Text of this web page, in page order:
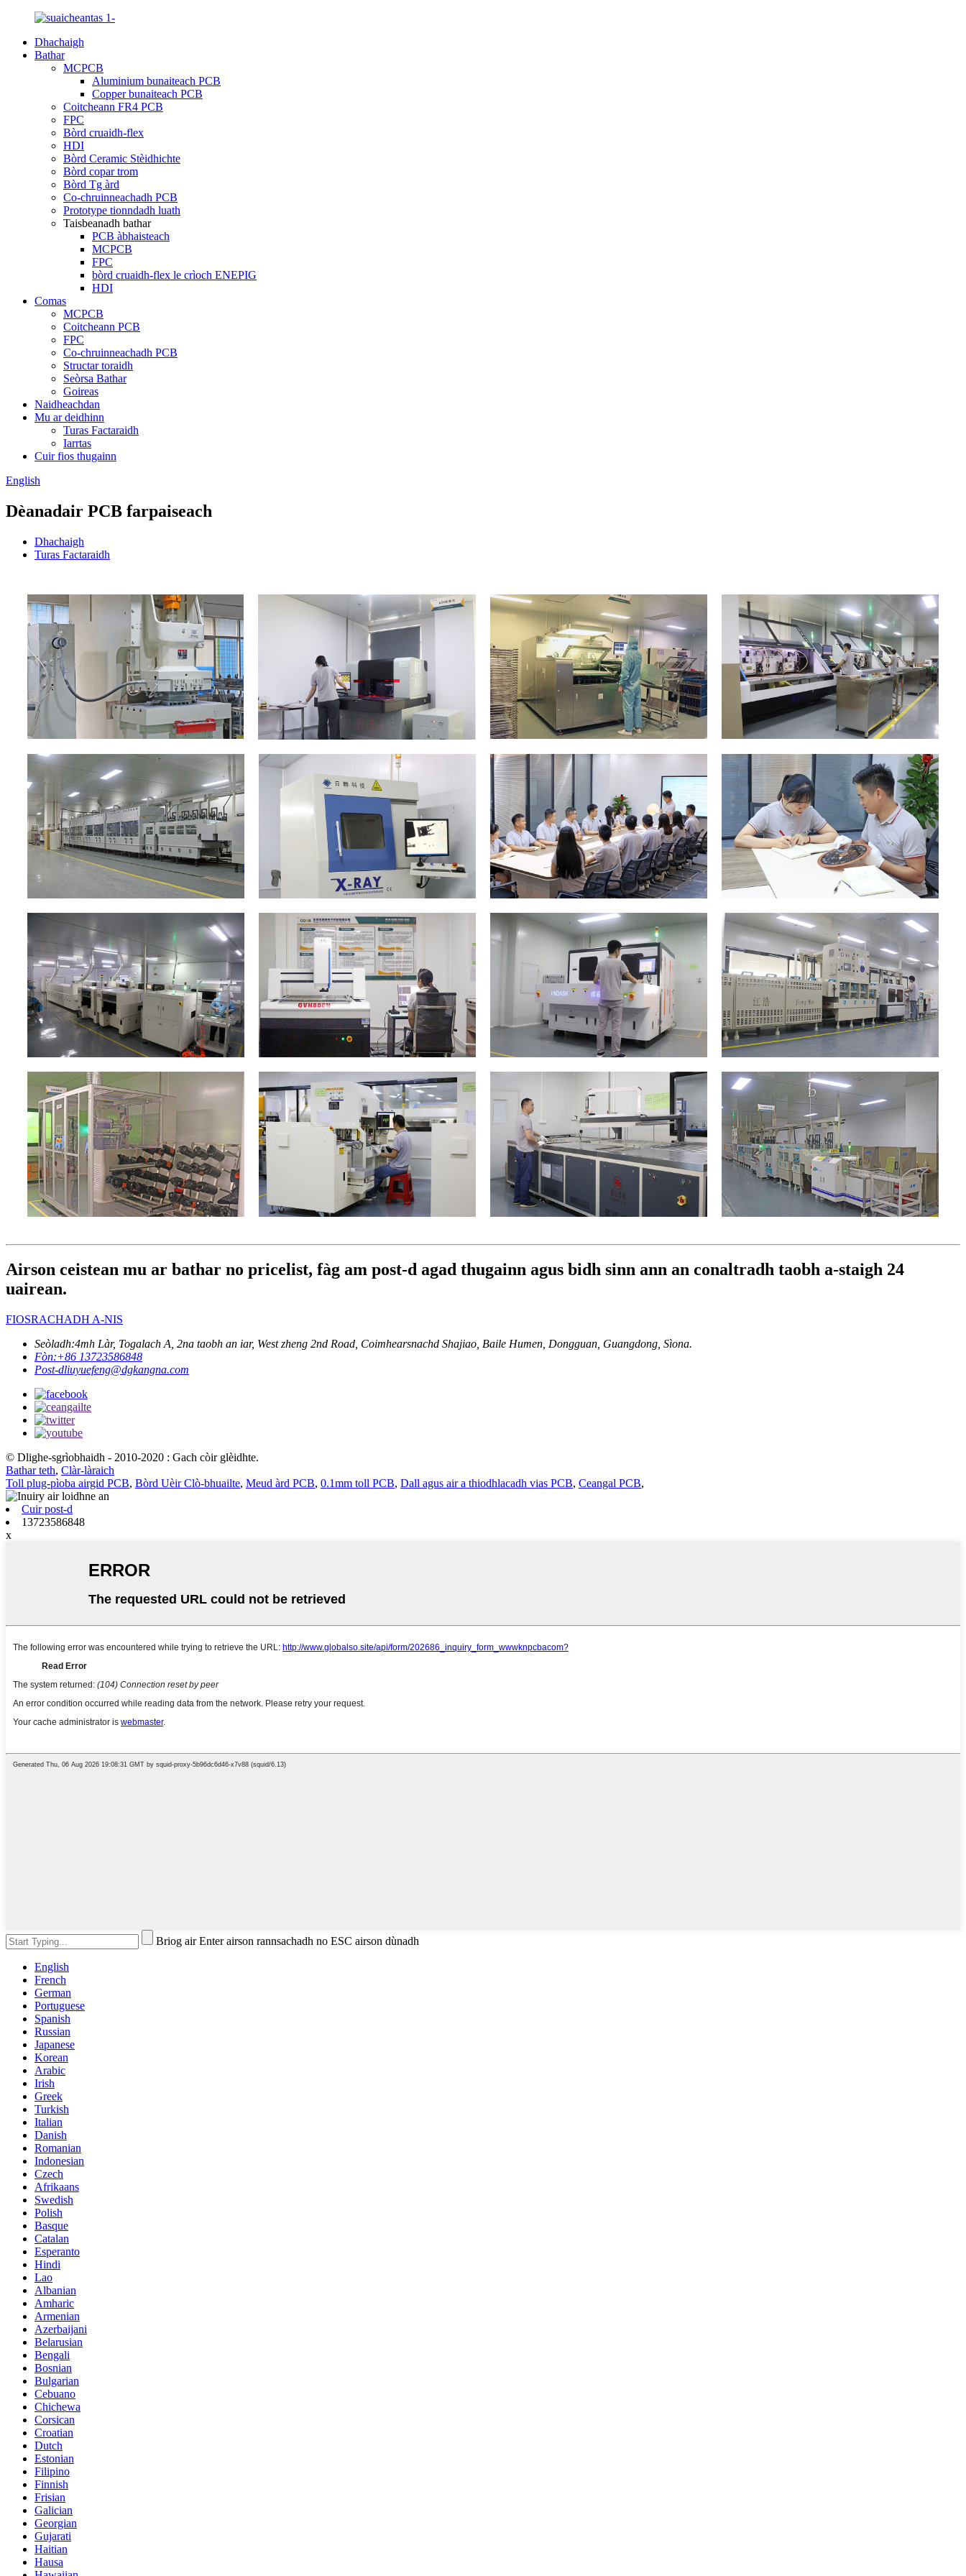
Dhachaigh
Bathar
MCPCB
Aluminium bunaiteach PCB
Copper bunaiteach PCB
Coitcheann FR4 PCB
FPC
Bòrd cruaidh-flex
HDI
Bòrd Ceramic Stèidhichte
Bòrd copar trom
Bòrd Tg àrd
Co-chruinneachadh PCB
Prototype tionndadh luath
Taisbeanadh bathar
PCB àbhaisteach
MCPCB
FPC
bòrd cruaidh-flex le crìoch ENEPIG
HDI
Comas
MCPCB
Coitcheann PCB
FPC
Co-chruinneachadh PCB
Structar toraidh
Seòrsa Bathar
Goireas
Naidheachdan
Mu ar deidhinn
Turas Factaraidh
Iarrtas
Cuir fios thugainn
English
Dèanadair PCB farpaiseach
Dhachaigh
Turas Factaraidh
Airson ceistean mu ar bathar no pricelist, fàg am post-d agad thugainn agus bidh sinn ann an conaltradh taobh a-staigh 24
uairean.
FIOSRACHADH A-NIS
Seòladh:4mh Làr, Togalach A, 2na taobh an iar, West zheng 2nd Road, Coimhearsnachd Shajiao, Baile Humen, Dongguan, Guangdong, Sìona.
Fòn:+86 13723586848
Post-dliuyuefeng@dgkangna.com
© Dlighe-sgrìobhaidh - 2010-2020 : Gach còir glèidhte.
Bathar teth, Clàr-làraich
Toll plug-pìoba airgid PCB, Bòrd Uèir Clò-bhuailte, Meud àrd PCB, 0.1mm toll PCB, Dall agus air a thiodhlacadh vias PCB, Ceangal PCB,
Cuir post-d
13723586848
x
Briog air Enter airson rannsachadh no ESC airson dùnadh
English
French
German
Portuguese
Spanish
Russian
Japanese
Korean
Arabic
Irish
Greek
Turkish
Italian
Danish
Romanian
Indonesian
Czech
Afrikaans
Swedish
Polish
Basque
Catalan
Esperanto
Hindi
Lao
Albanian
Amharic
Armenian
Azerbaijani
Belarusian
Bengali
Bosnian
Bulgarian
Cebuano
Chichewa
Corsican
Croatian
Dutch
Estonian
Filipino
Finnish
Frisian
Galician
Georgian
Gujarati
Haitian
Hausa